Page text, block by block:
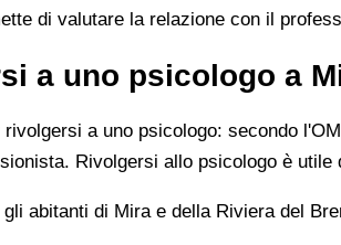
di valutare la relazione con il
a uno psicologo a
a uno psicologo: secondo
Rivolgersi allo psicologo è
gli abitanti di Mira e della Riviera del